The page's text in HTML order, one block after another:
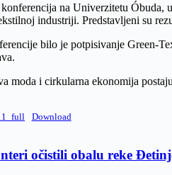
na Univerzitetu
industriji. Predstavljeni su
bilo je potpisivanje Green-
moda i cirkularna ekonomija
Download
očistili obalu reke